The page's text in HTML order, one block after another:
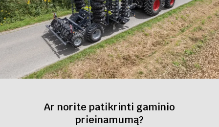
Ar norite patikrinti gaminio
prieinamumą?